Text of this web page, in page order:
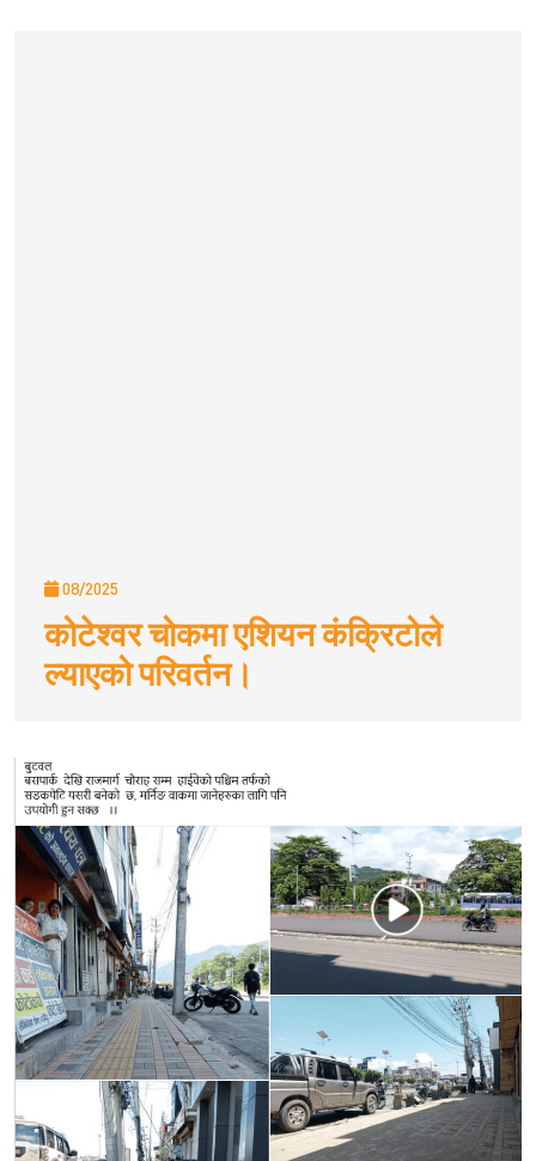
08/2025
कोटेश्वर चोकमा एशियन कंक्रिटोले
ल्याएको परिवर्तन।